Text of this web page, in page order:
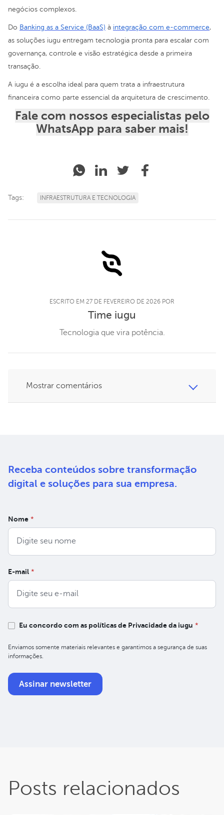
negócios complexos.
Do Banking as a Service (BaaS) à integração com e-commerce,
as soluções iugu entregam tecnologia pronta para escalar com
governança, controle e visão estratégica desde a primeira
transação.
A iugu é a escolha ideal para quem trata a infraestrutura
financeira como parte essencial da arquitetura de crescimento.
Fale com nossos especialistas pelo
WhatsApp para saber mais!
Tags: INFRAESTRUTURA E TECNOLOGIA
ESCRITO EM 27 DE FEVEREIRO DE 2026 POR
Time iugu
Tecnologia que vira potência.
Mostrar comentários
Receba conteúdos sobre transformação
digital e soluções para sua empresa.
Nome *
E-mail *
Eu concordo com as políticas de Privacidade da iugu *
Enviamos somente materiais relevantes e garantimos a segurança de suas
informações.
Posts relacionados